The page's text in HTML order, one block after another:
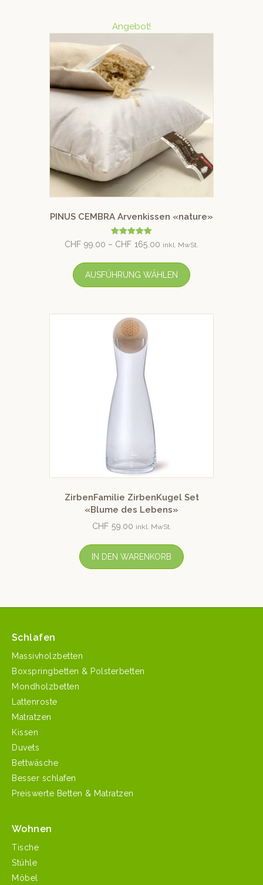
Angebot!
PINUS CEMBRA Arvenkissen «nature»
Bewertet mit
5.00
CHF 99.00 – CHF 165.00 inkl. MwSt.
AUSFÜHRUNG WÄHLEN
ZirbenFamilie ZirbenKugel Set
«Blume des Lebens»
CHF 59.00 inkl. MwSt.
IN DEN WARENKORB
Schlafen
Massivholzbetten
Boxspringbetten & Polsterbetten
Mondholzbetten
Lattenroste
Matratzen
Kissen
Duvets
Bettwäsche
Besser schlafen
Preiswerte Betten & Matratzen
Wohnen
Tische
Stühle
Möbel